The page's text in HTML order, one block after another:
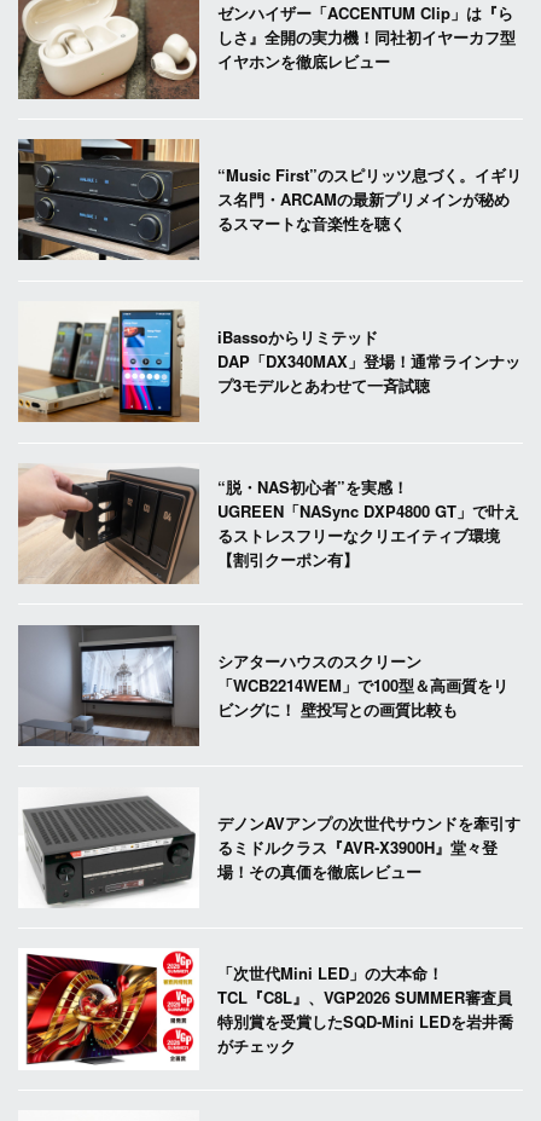
ゼンハイザー「ACCENTUM Clip」は『ら
しさ』全開の実力機！同社初イヤーカフ型
イヤホンを徹底レビュー
“Music First”のスピリッツ息づく。イギリ
ス名門・ARCAMの最新プリメインが秘め
るスマートな音楽性を聴く
iBassoからリミテッド
DAP「DX340MAX」登場！通常ラインナッ
プ3モデルとあわせて一斉試聴
“脱・NAS初心者”を実感！
UGREEN「NASync DXP4800 GT」で叶え
るストレスフリーなクリエイティブ環境
【割引クーポン有】
シアターハウスのスクリーン
「WCB2214WEM」で100型＆高画質をリ
ビングに！ 壁投写との画質比較も
デノンAVアンプの次世代サウンドを牽引す
るミドルクラス『AVR-X3900H』堂々登
場！その真価を徹底レビュー
「次世代Mini LED」の大本命！
TCL『C8L』、VGP2026 SUMMER審査員
特別賞を受賞したSQD-Mini LEDを岩井喬
がチェック